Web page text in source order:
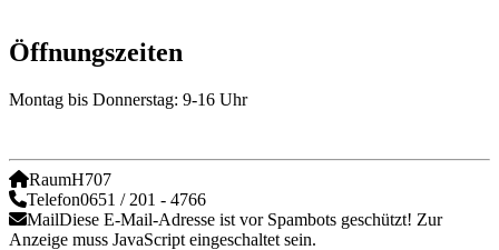
Öffnungszeiten
Montag bis Donnerstag: 9-16 Uhr
RaumH707
Telefon0651 / 201 - 4766
MailDiese E-Mail-Adresse ist vor Spambots geschützt! Zur
Anzeige muss JavaScript eingeschaltet sein.